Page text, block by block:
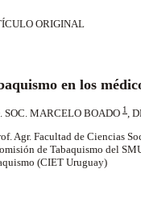
ORIGINAL
en los
SOC. MARCELO BOADO 1 ,
Agr. Facultad de Ciencias
de Tabaquismo del
(CIET Uruguay)